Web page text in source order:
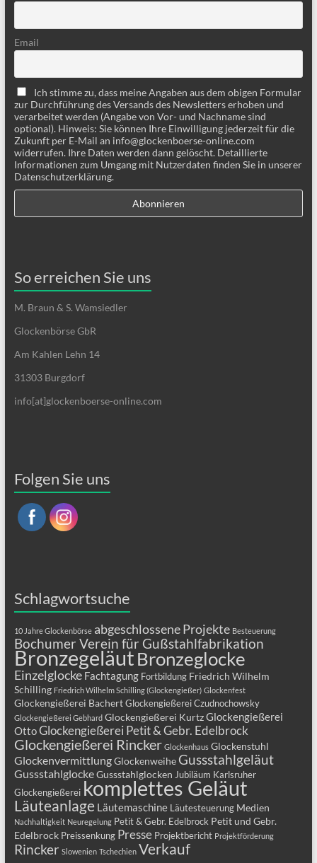
Email
Ich stimme zu, dass meine Angaben aus dem obigen Formular
zur Durchführung des Versands des Newsletters erhoben und
verarbeitet werden (Angabe von Vor- und Nachname sind
optional). Hinweis: Sie können Ihre Einwilligung jederzeit für die
Zukunft per E-Mail an info@glockenboerse-online.com
widerrufen. Ihre Daten werden dann gelöscht. Detaillierte
Informationen zum Umgang mit Nutzerdaten finden Sie in unserer
Datenschutzerklärung.
So erreichen Sie uns
M. Braun & S. Wamsiedler
Glockenbörse GbR
Am Kahlen Lehn 14
31303 Burgdorf
info[at]glockenboerse-online.com
Folgen Sie uns
Schlagwortsuche
10 Jahre Glockenbörse abgeschlossene Projekte Besteuerung
Bochumer Verein für Gußstahlfabrikation
Bronzegeläut Bronzeglocke
Einzelglocke Fachtagung Fortbildung Friedrich Wilhelm
Schilling Friedrich Wilhelm Schilling (Glockengießer) Glockenfest
Glockengießerei Bachert Glockengießerei Czudnochowsky
Glockengießerei Gebhard Glockengießerei KurtzGlockengießerei
OttoGlockengießerei Petit & Gebr. Edelbrock
Glockengießerei Rincker Glockenhaus Glockenstuhl
GlockenvermittlungGlockenweihe Gussstahlgeläut
GussstahlglockeGussstahlglocken Jubiläum Karlsruher
Glockengießerei komplettes Geläut
Läuteanlage Läutemaschine Läutesteuerung Medien
Nachhaltigkeit Neuregelung Petit & Gebr. Edelbrock Petit und Gebr.
Edelbrock Preissenkung Presse Projektbericht Projektförderung
Rincker Slowenien Tschechien Verkauf